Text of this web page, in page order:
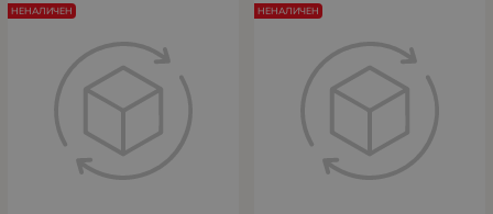
НЕНАЛИЧЕН НЕНАЛИЧЕН